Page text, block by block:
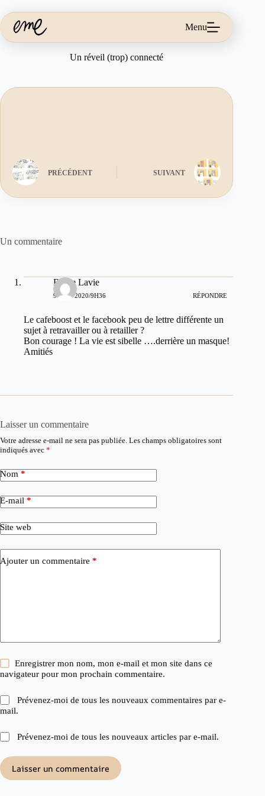
au
contenu
Menu
Un réveil (trop) connecté
PRÉCÉDENT SUIVANT
Un commentaire
Bertie Lavie
9 JUIN 2020/9H36 RÉPONDRE
Le cafeboost et le facebook peu de lettre différente un
sujet à retravailler ou à retailler ?
Bon courage ! La vie est sibelle ….derrière un masque!
Amitiés
Laisser un commentaire
Votre adresse e-mail ne sera pas publiée. Les champs obligatoires sont
indiqués avec *
Nom *
E-mail *
Site web
Ajouter un commentaire *
Enregistrer mon nom, mon e-mail et mon site dans ce
navigateur pour mon prochain commentaire.
Prévenez-moi de tous les nouveaux commentaires par e-
mail.
Prévenez-moi de tous les nouveaux articles par e-mail.
Laisser un commentaire